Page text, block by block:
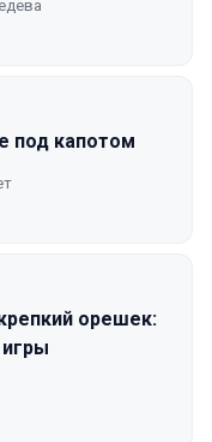
под капотом
орешек:
игры